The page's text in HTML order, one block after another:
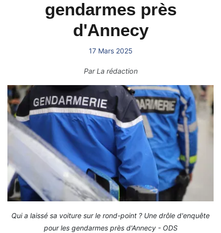
gendarmes près
d'Annecy
17 Mars 2025
ParLa rédaction
Qui a laissé sa voiture sur le rond-point ? Une drôle d'enquête
pour les gendarmes près d'Annecy - ODS